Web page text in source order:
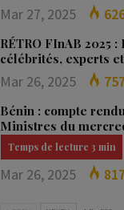
Mar 27, 2025
RÉTRO FInAB 2025
célébrités, experts
Mar 26, 2025
Bénin : compte
Ministres du
Mar 26, 2025